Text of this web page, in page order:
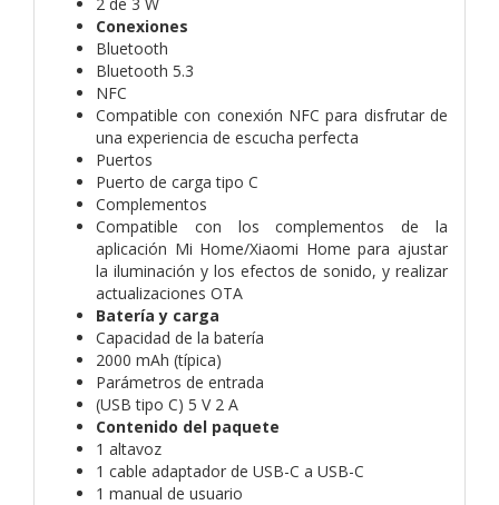
Conexiones
Bluetooth
Bluetooth 5.3
NFC
Compatible con conexión NFC para disfrutar de
una experiencia de escucha perfecta
Puertos
Puerto de carga tipo C
Complementos
Compatible con los complementos de la
aplicación Mi Home/Xiaomi Home para ajustar
la iluminación y los efectos de sonido, y realizar
actualizaciones OTA
Batería y carga
Capacidad de la batería
2000 mAh (típica)
Parámetros de entrada
(USB tipo C) 5 V 2 A
Contenido del paquete
1 altavoz
1 cable adaptador de USB-C a USB-C
1 manual de usuario